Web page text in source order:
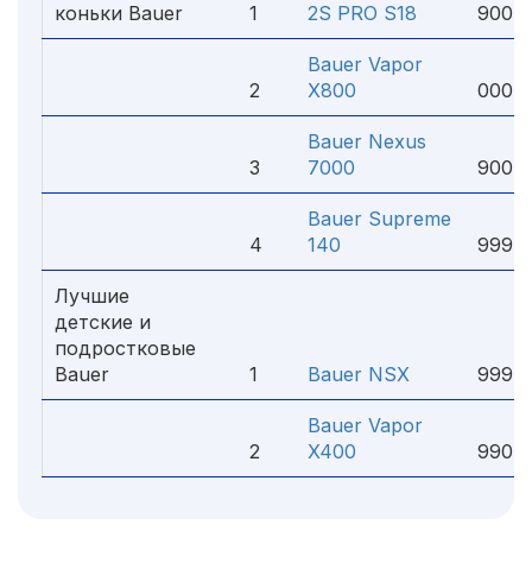
коньки Bauer
1
2S PRO S18
900 ₽
2
Bauer Vapor
X800
000 ₽
3
Bauer Nexus
7000
900 ₽
4
Bauer Supreme
140
999 ₽
Лучшие
детские и
подростковые
Bauer
1 Bauer NSX
999 ₽
2
Bauer Vapor
X400
990 ₽